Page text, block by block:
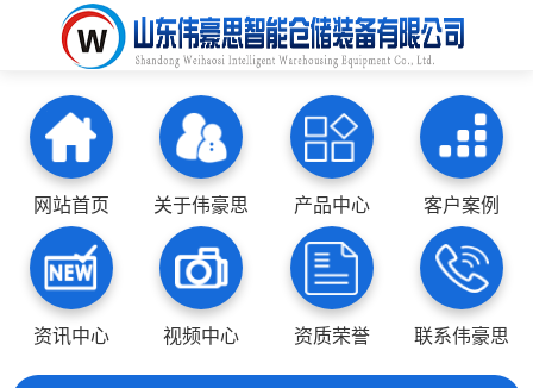
网站首页 关于伟豪思 产品中心 客户案例
资讯中心 视频中心 资质荣誉 联系伟豪思